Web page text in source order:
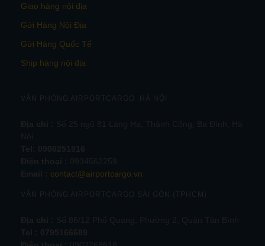
Giao hàng nội địa
Gửi Hàng Nội Địa
Gửi Hàng Quốc Tế
Ship hàng nội địa
VĂN PHÒNG AIRPORTCARGO HÀ NỘI
contact@airportcargo.vn
VĂN PHÒNG AIRPORTCARGO SÀI GÒN (TPHCM)